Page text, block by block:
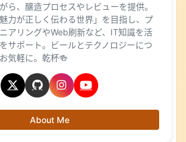
ら、醸造プロセスやレビューを提供。
魅力が正しく伝わる世界」を目指し、プ
アリングやWeb刷新など、IT知識を活
サポート。ビールとテクノロジーにつ
気軽に。乾杯🍻
About Me